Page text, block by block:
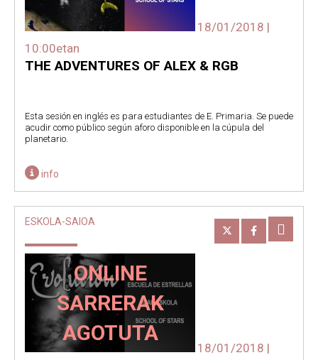
18/01/2018 |
10:00etan
THE ADVENTURES OF ALEX & RGB
Esta sesión en inglés es para estudiantes de E. Primaria. Se puede
acudir como público según aforo disponible en la cúpula del
planetario.
info
ESKOLA-SAIOA
ONLINE
SARRERAK
AGOTUTA
18/01/2018 |